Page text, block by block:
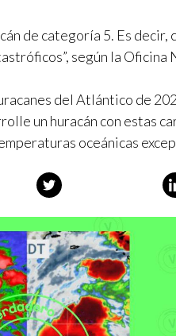
de categoría 5. Es
según la
del Atlántico de
un huracán con estas
oceánicas